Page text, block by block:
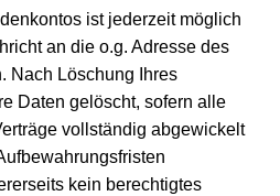
ist jederzeit möglich
an die o.g. Adresse des
Nach Löschung Ihres
Daten gelöscht, sofern alle
vollständig abgewickelt
kein berechtigtes